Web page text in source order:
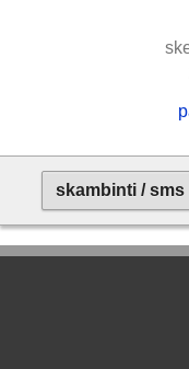
skambinti / sms